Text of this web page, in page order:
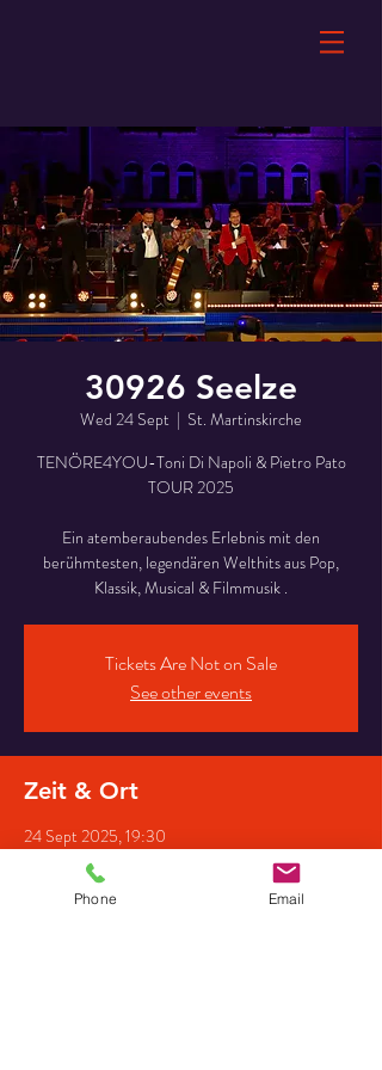
30926 Seelze
Wed 24 Sept
  |
St. Martinskirche
TENÖRE4YOU-Toni Di Napoli & Pietro Pato
TOUR 2025
Ein atemberaubendes Erlebnis mit den
berühmtesten, legendären Welthits aus Pop,
Klassik, Musical & Filmmusik .
Tickets Are Not on Sale
See other events
Zeit & Ort
24 Sept 2025, 19:30
St. Martinskirche, Martinskirchstraße 11, 30926
Seelze, Deutschland
Phone Email